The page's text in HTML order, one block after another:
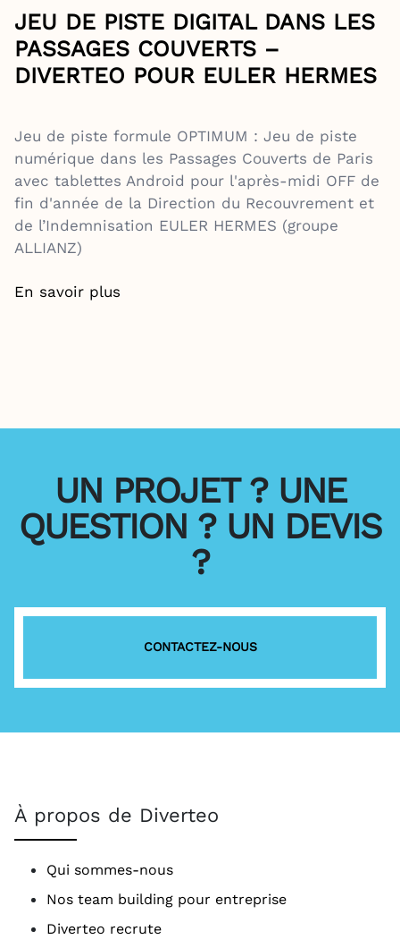
JEU DE PISTE DIGITAL DANS LES
PASSAGES COUVERTS –
DIVERTEO POUR EULER HERMES
Jeu de piste formule OPTIMUM : Jeu de piste
numérique dans les Passages Couverts de Paris
avec tablettes Android pour l'après-midi OFF de
fin d'année de la Direction du Recouvrement et
de l’Indemnisation EULER HERMES (groupe
ALLIANZ)
En savoir plus
UN PROJET ? UNE
QUESTION ? UN DEVIS
?
CONTACTEZ-NOUS
À propos de Diverteo
Qui sommes-nous
Nos team building pour entreprise
Diverteo recrute